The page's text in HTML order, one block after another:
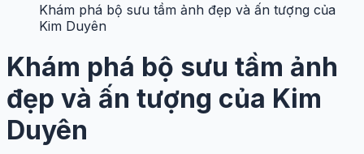
Khám phá bộ sưu tầm ảnh đẹp và ấn tượng của
Kim Duyên
Khám phá bộ sưu tầm ảnh
đẹp và ấn tượng của Kim
Duyên